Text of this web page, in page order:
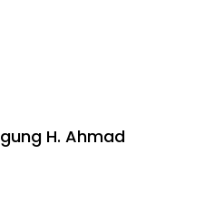
H. Ahmad